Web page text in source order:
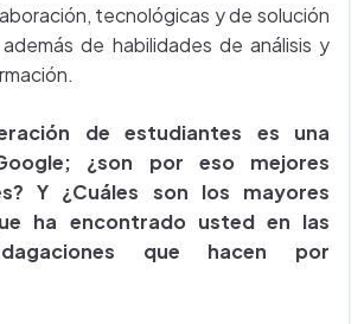
tecnológicas y de solución
de habilidades de análisis y
de estudiantes es una
¿son por eso mejores
Y ¿Cuáles son los mayores
ha encontrado usted en las
que hacen por